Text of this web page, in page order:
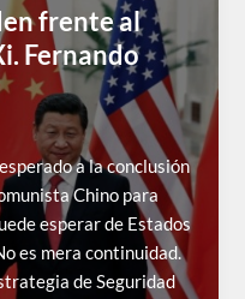
frente al
Fernando
a la conclusión
Chino para
esperar de Estados
es mera continuidad.
de Seguridad